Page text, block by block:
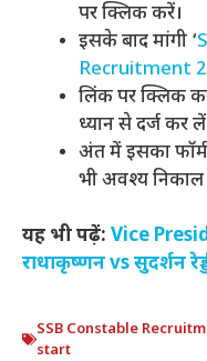
पर क्लिक करें।
इसके बाद मांगी ‘
Recruitment
लिंक पर क्लिक
ध्यान से दर्ज कर
अंत में इसका
भी अवश्य निकाल
यह भी पढ़ें: Vice
राधाकृष्णन vs सुदर्शन
SSB Constable
start